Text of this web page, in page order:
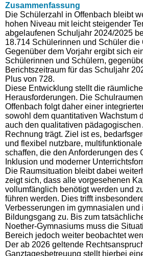
Zusammenfassung
Die Schülerzahl in Offenbach bleibt
hohen Niveau mit leicht steigender
abgelaufenen Schuljahr 2024/2025
18.714 Schülerinnen und Schüler die
Gegenüber dem Vorjahr ergibt sich
Schülerinnen und Schülern,
Berichtszeitraum für das Schuljahr
Plus von 728.
Diese Entwicklung stellt die
Herausforderungen. Die
Offenbach folgt daher einer
sowohl dem quantitativen Wachstum
auch den qualitativen pädagogischen
Rechnung trägt. Ziel ist es,
und flexibel nutzbare,
schaffen, die den Anforderungen des
Inklusion und moderner
Die Raumsituation bleibt dabei
zeigt sich, dass alle vorgesehenen
vollumfänglich benötigt werden und
führen werden. Dies trifft
Verbesserungen im gymnasialen und
Bildungsgang zu. Bis zum
Noether-Gymnasiums muss die
Bereich jedoch weiter beobachtet
Der ab 2026 geltende
Ganztagesbetreuung stellt hierbei